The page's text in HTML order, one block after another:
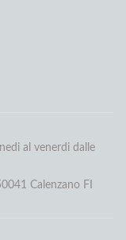
al venerdi dalle
Calenzano FI